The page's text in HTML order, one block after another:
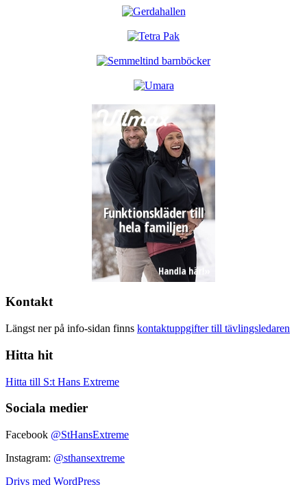
Kontakt
Längst ner på info-sidan finns kontaktuppgifter till tävlingsledaren
Hitta hit
Hitta till S:t Hans Extreme
Sociala medier
Facebook @StHansExtreme
Instagram: @sthansextreme
Drivs med WordPress